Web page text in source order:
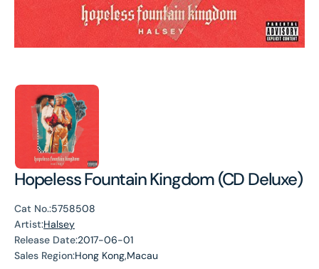
Hopeless Fountain Kingdom (CD Deluxe)
Cat No.:5758508
Artist:Halsey
Release Date:2017-06-01
Sales Region:Hong Kong,Macau